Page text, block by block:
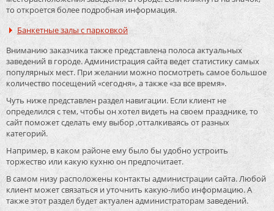
то откроется более подробная информация.
Банкетные залы с парковкой
Вниманию заказчика также представлена полоса актуальных
заведений в городе. Администрация сайта ведет статистику самых
популярных мест. При желании можно посмотреть самое большое
количество посещений «сегодня», а также «за все время».
Чуть ниже представлен раздел навигации. Если клиент не
определился с тем, чтобы он хотел видеть на своем празднике, то
сайт поможет сделать ему выбор ,отталкиваясь от разных
категорий.
Например, в каком районе ему было бы удобно устроить
торжество или какую кухню он предпочитает.
В самом низу расположены контакты администрации сайта. Любой
клиент может связаться и уточнить какую-либо информацию. А
также этот раздел будет актуален администраторам заведений.